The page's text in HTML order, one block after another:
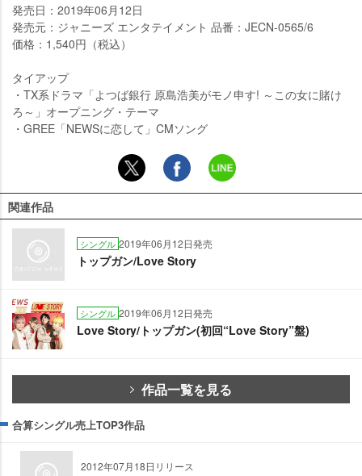
発売日：2019年06月12日
発売元：ジャニーズ エンタテイメント 品番：JECN-0565/6
価格：1,540円（税込）
タイアップ
・TX系ドラマ「よつば銀行 原島浩美がモノ申す! ～この女に賭け
ろ～」オープニング・テーマ
・GREE「NEWSに恋して」CMソング
関連作品
シングル 2019年06月12日発売
トップガン/Love Story
シングル 2019年06月12日発売
Love Story/トップガン(初回“Love Story”盤)
作品一覧を見る
合算シングル売上TOP3作品
2012年07月18日リリース